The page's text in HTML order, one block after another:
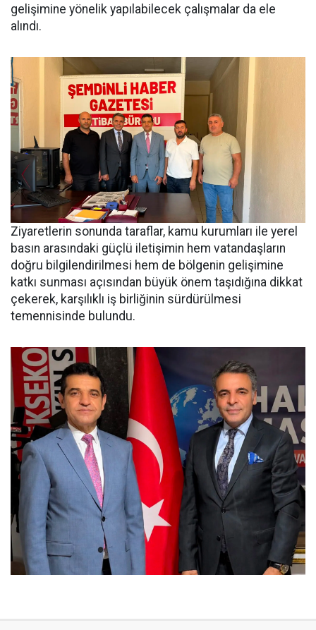
gelişimine yönelik yapılabilecek çalışmalar da ele
alındı.
Ziyaretlerin sonunda taraflar, kamu kurumları ile yerel
basın arasındaki güçlü iletişimin hem vatandaşların
doğru bilgilendirilmesi hem de bölgenin gelişimine
katkı sunması açısından büyük önem taşıdığına dikkat
çekerek, karşılıklı iş birliğinin sürdürülmesi
temennisinde bulundu.